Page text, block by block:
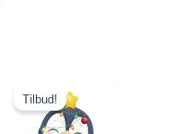
Tilbud!oprindelige
pris
pris